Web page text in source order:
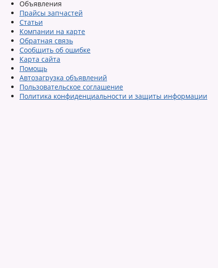
Объявления
Прайсы запчастей
Статьи
Компании на карте
Обратная связь
Сообщить об ошибке
Карта сайта
Помощь
Автозагрузка объявлений
Пользовательское соглашение
Политика конфиденциальности и защиты информации